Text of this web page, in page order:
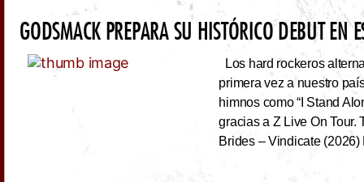
GODSMACK PREPARA SU HISTÓRICO DEBUT EN
Los hard rockeros
primera vez a nuestro
himnos como “I Stand
gracias a Z Live On
Brides – Vindicate